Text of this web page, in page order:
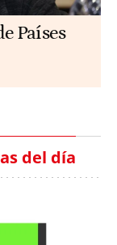
Países
del día